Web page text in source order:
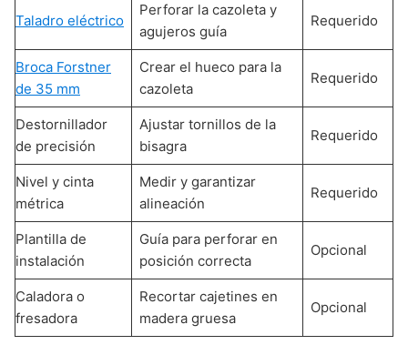
Taladro eléctrico
Perforar la cazoleta y
agujeros guía
Requerido
Broca Forstner
de 35 mm
Crear el hueco para la
cazoleta
Requerido
Destornillador
de precisión
Ajustar tornillos de la
bisagra
Requerido
Nivel y cinta
métrica
Medir y garantizar
alineación
Requerido
Plantilla de
instalación
Guía para perforar en
posición correcta
Opcional
Caladora o
fresadora
Recortar cajetines en
madera gruesa
Opcional